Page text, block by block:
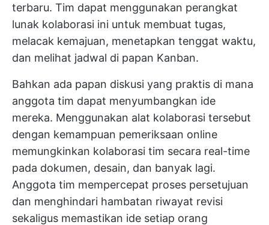
terbaru. Tim dapat menggunakan perangkat
lunak kolaborasi ini untuk membuat tugas,
melacak kemajuan, menetapkan tenggat waktu,
dan melihat jadwal di papan Kanban.
Bahkan ada papan diskusi yang praktis di mana
anggota tim dapat menyumbangkan ide
mereka. Menggunakan alat kolaborasi tersebut
dengan kemampuan pemeriksaan online
memungkinkan kolaborasi tim secara real-time
pada dokumen, desain, dan banyak lagi.
Anggota tim mempercepat proses persetujuan
dan menghindari hambatan riwayat revisi
sekaligus memastikan ide setiap orang